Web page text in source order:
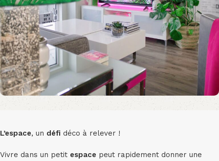
L’espace, un défi déco à relever !
Vivre dans un petit espace peut rapidement donner une